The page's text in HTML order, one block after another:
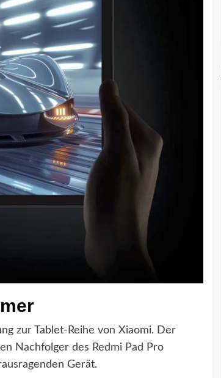
zur Tablet-Reihe von Xiaomi. Der
Nachfolger des Redmi Pad Pro
Gerät.